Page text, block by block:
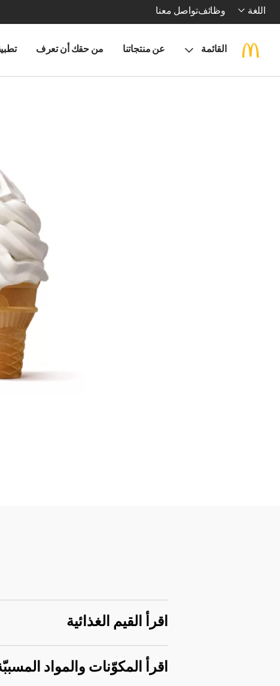
اللغة وظائفتواصل معنا
القائمة عن منتجاتنا من حقك أن تعرف
اقرأ القيم الغذائية
اقرأ المكوّنات والمواد